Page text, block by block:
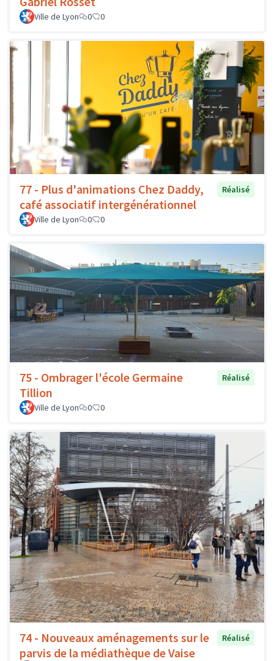
Ville de Lyon 0 0
77 - Plus d'animations Chez Daddy,
café associatif intergénérationnel
Réalisé
Ville de Lyon 0 0
75 - Ombrager l'école Germaine
Tillion
Réalisé
Ville de Lyon 0 0
74 - Nouveaux aménagements sur le
parvis de la médiathèque de Vaise
Réalisé